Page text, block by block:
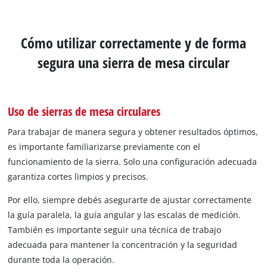
Cómo utilizar correctamente y de forma
segura una sierra de mesa circular
Uso de sierras de mesa circulares
Para trabajar de manera segura y obtener resultados óptimos,
es importante familiarizarse previamente con el
funcionamiento de la sierra. Solo una configuración adecuada
garantiza cortes limpios y precisos.
Por ello, siempre debés asegurarte de ajustar correctamente
la guía paralela, la guía angular y las escalas de medición.
También es importante seguir una técnica de trabajo
adecuada para mantener la concentración y la seguridad
durante toda la operación.